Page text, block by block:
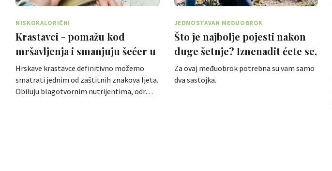
NISKOKALORIČNI
Krastavci - pomažu kod
mršavljenja i smanjuju šećer u
krvi
Hrskave krastavce definitivno možemo
smatrati jednim od zaštitnih znakova ljeta.
Obiluju blagotvornim nutrijentima, odr…
JEDNOSTAVAN MEĐUOBROK
Što je najbolje pojesti nakon
duge šetnje? Iznenadit ćete se,
ali to nije prote…
Za ovaj međuobrok potrebna su vam samo
dva sastojka.